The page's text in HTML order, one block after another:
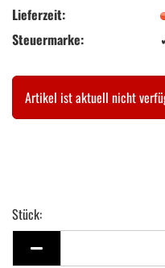
Lieferzeit:
Steuermarke:
Artikel ist aktuell nicht
Stück:
Stück